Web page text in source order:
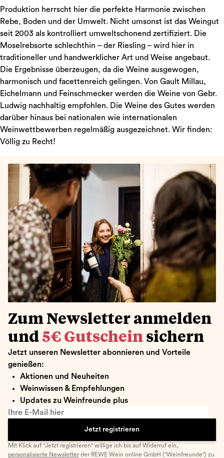
Produktion herrscht hier die perfekte Harmonie zwischen
Rebe, Boden und der Umwelt. Nicht umsonst ist das Weingut
seit 2003 als kontrolliert umweltschonend zertifiziert. Die
Moselrebsorte schlechthin – der Riesling – wird hier in
traditioneller und handwerklicher Art und Weise angebaut.
Die Ergebnisse überzeugen, da die Weine ausgewogen,
harmonisch und facettenreich gelingen. Von Gault Millau,
Eichelmann und Feinschmecker werden die Weine von Gebr.
Ludwig nachhaltig empfohlen. Die Weine des Gutes werden
darüber hinaus bei nationalen wie internationalen
Weinwettbewerben regelmäßig ausgezeichnet. Wir finden:
Völlig zu Recht!
Zum Newsletter anmelden
und 5€ Gutschein sichern
Jetzt unseren Newsletter abonnieren und Vorteile
genießen:
Aktionen und Neuheiten
Weinwissen & Empfehlungen
Updates zu Weinfreunde plus
Ihre E-Mail hier
Jetzt registrieren
Mit Klick auf "Jetzt registrieren" willige ich bis auf Widerruf ein,
personalisierte Newsletter der REWE Wein online GmbH ("Weinfreunde") zu